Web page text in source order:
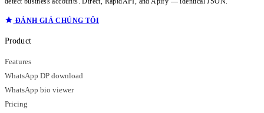
ĐÁNH GIÁ CHÚNG TÔI
Product
Features
WhatsApp DP download
WhatsApp bio viewer
Pricing